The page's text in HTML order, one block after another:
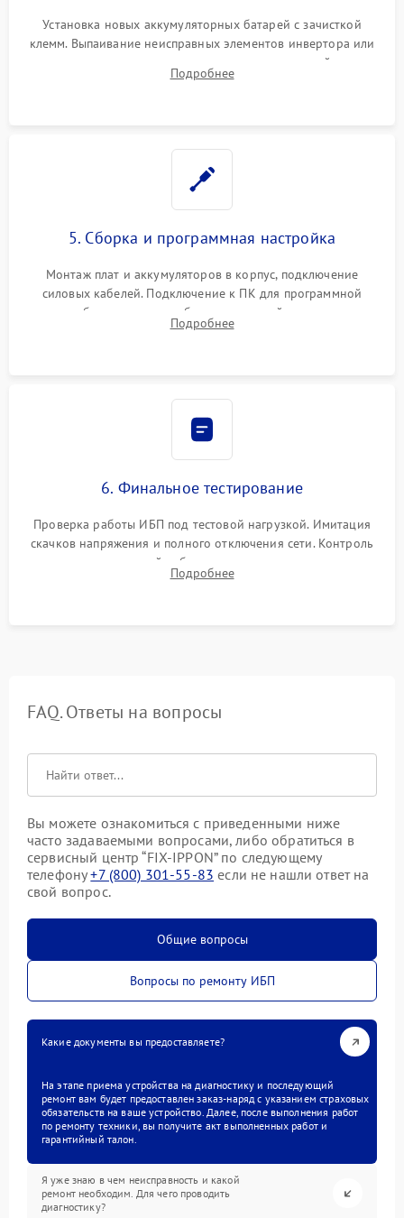
Установка новых аккумуляторных батарей с зачисткой
клемм. Выпаивание неисправных элементов инвертора или
цепи зарядки и монтаж новых радиодеталей.
Восстановление поврежденных токоведущих дорожек и
Подробнее
5. Сборка и программная настройка
Монтаж плат и аккумуляторов в корпус, подключение
силовых кабелей. Подключение к ПК для программной
калибровки констант батареи, настройки порогов
срабатывания AVR и сброса счетчиков старения АКБ.
Подробнее
6. Финальное тестирование
Проверка работы ИБП под тестовой нагрузкой. Имитация
скачков напряжения и полного отключения сети. Контроль
времени автономной работы, температурного режима и
корректности формы выходного сигнала.
Подробнее
FAQ. Ответы на вопросы
Вы можете ознакомиться с приведенными ниже
часто задаваемыми вопросами, либо обратиться в
сервисный центр “FIX-IPPON” по следующему
телефону+7 (800) 301-55-83 если не нашли ответ на
свой вопрос.
Общие вопросы
Вопросы по ремонту ИБП
Какие документы вы предоставляете?
На этапе приема устройства на диагностику и последующий
ремонт вам будет предоставлен заказ-наряд с указанием страховых
обязательств на ваше устройство. Далее, после выполнения работ
по ремонту техники, вы получите акт выполненных работ и
гарантийный талон.
Я уже знаю в чем неисправность и какой
ремонт необходим. Для чего проводить
диагностику?